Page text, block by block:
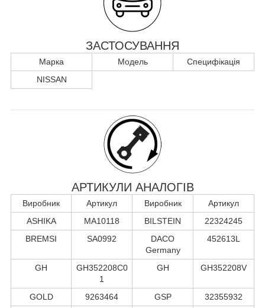
ЗАСТОСУВАННЯ
Марка Модель
Специфікація
NISSAN
АРТИКУЛИ АНАЛОГІВ
Виробник Артикул Виробник
Артикул
ASHIKA
MA10118 BILSTEIN
22324245
BREMSI
SA0992
DACO
Germany
452613L
GH
GH352208C0
1
GH GH352208V
GOLD 9263464 GSP
32355932